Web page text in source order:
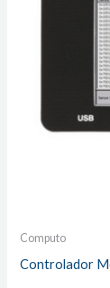
Computo
Controlador